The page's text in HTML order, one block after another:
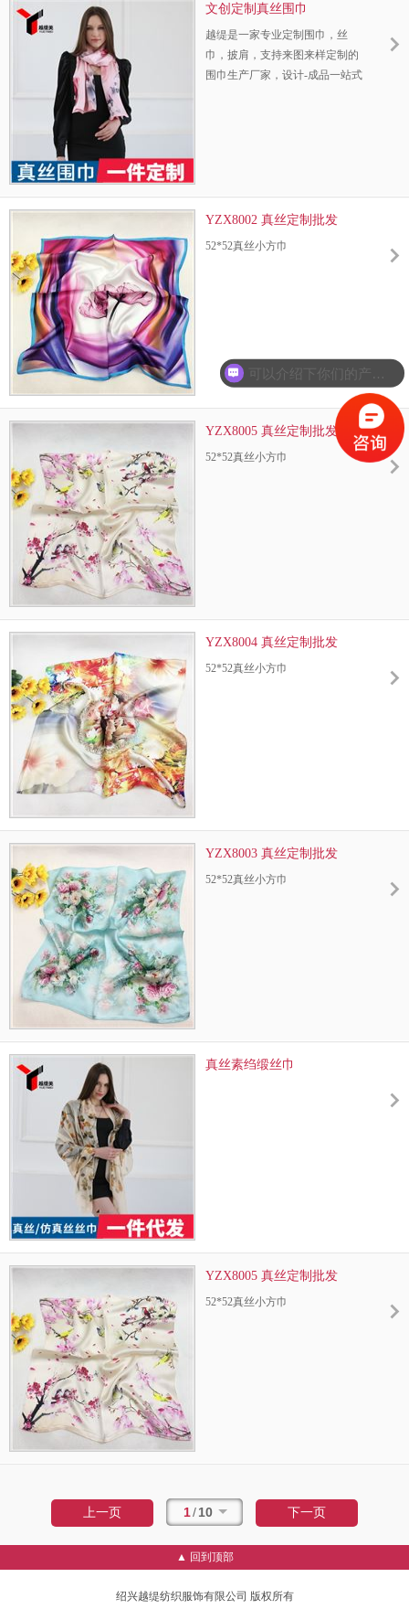
文创定制真丝围巾
越缇是一家专业定制围巾，丝
巾，披肩，支持来图来样定制的
围巾生产厂家，设计-成品一站式
YZX8002 真丝定制批发
52*52真丝小方巾
YZX8005 真丝定制批发
52*52真丝小方巾
YZX8004 真丝定制批发
52*52真丝小方巾
YZX8003 真丝定制批发
52*52真丝小方巾
真丝素绉缎丝巾
YZX8005 真丝定制批发
52*52真丝小方巾
上一页 1/10 下一页
▲ 回到顶部
绍兴越缇纺织服饰有限公司 版权所有